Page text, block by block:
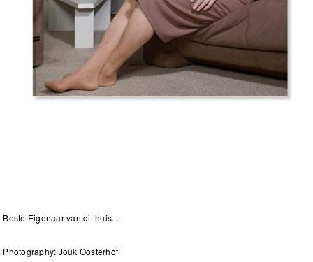
Beste Eigenaar van dit huis...
Photography: Jouk Oosterhof